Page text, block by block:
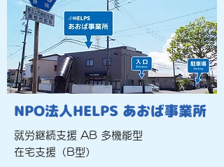
NPO法人HELPS あおば事業所
就労継続支援 AB 多機能型
​在宅支援（B型）